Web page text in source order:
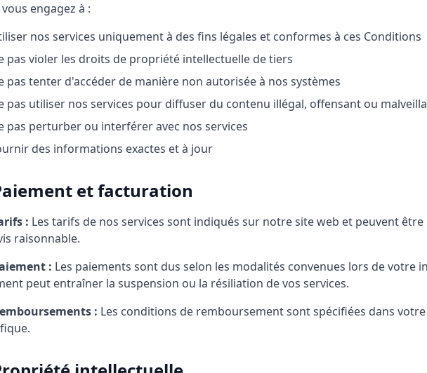
engagez à :
nos services uniquement à des fins légales et conformes à ces Conditions
pas violer les droits de propriété intellectuelle de tiers
pas tenter d'accéder de manière non autorisée à nos systèmes
pas utiliser nos services pour diffuser du contenu illégal, offensant ou
pas perturber ou interférer avec nos services
des informations exactes et à jour
et facturation
: Les tarifs de nos services sont indiqués sur notre site web et peuvent
raisonnable.
: Les paiements sont dus selon les modalités convenues lors de votre
peut entraîner la suspension ou la résiliation de vos services.
: Les conditions de remboursement sont spécifiées dans